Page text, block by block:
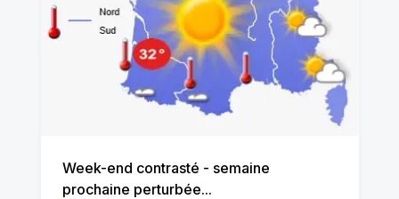
Week-end contrasté - semaine
prochaine perturbée...